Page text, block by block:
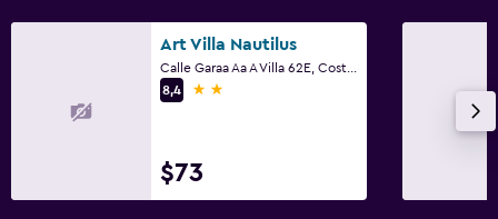
Art Villa Nautilus
8,4
2 estrellas
$73